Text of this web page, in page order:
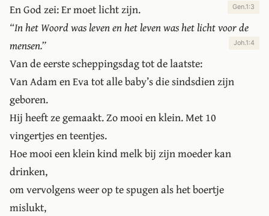
En God zei: Er moet licht zijn.
Gen.1:3
In het Woord was leven en het leven was het licht voor de
mensen.
Joh.1:4
Van de eerste scheppingsdag tot de laatste:
Van Adam en Eva tot alle baby’s die sindsdien zijn
geboren.
Hij heeft ze gemaakt. Zo mooi en klein. Met 10
vingertjes en teentjes.
Hoe mooi een klein kind melk bij zijn moeder kan
drinken,
om vervolgens weer op te spugen als het boertje
mislukt,